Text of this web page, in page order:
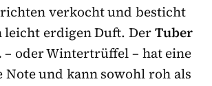
verkocht und besticht
leicht erdigen Duft. DerTuber
– oder Wintertrüffel – hat eine
und kann sowohl roh als